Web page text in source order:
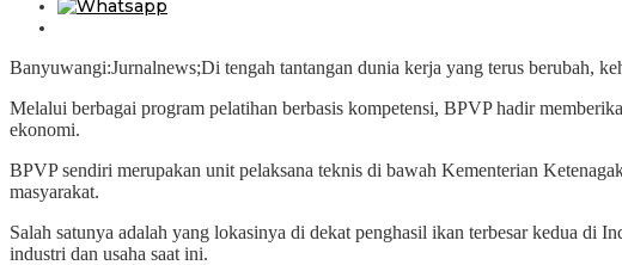
Banyuwangi:Jurnalnews;Di tengah tantangan dunia kerja yang terus berubah,
Melalui berbagai program pelatihan berbasis kompetensi, BPVP hadir
ekonomi.
BPVP sendiri merupakan unit pelaksana teknis di bawah Kementerian
masyarakat.
Salah satunya adalah yang lokasinya di dekat penghasil ikan terbesar kedua di
industri dan usaha saat ini.